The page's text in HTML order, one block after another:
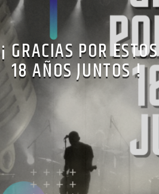
¡ GRACIAS POR ESTOS
18 AÑOS JUNTOS !